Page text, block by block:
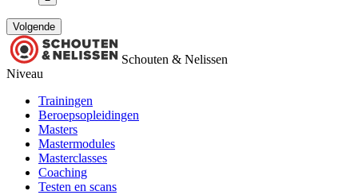
Volgende
Schouten & Nelissen
Niveau
Trainingen
Beroepsopleidingen
Masters
Mastermodules
Masterclasses
Coaching
Testen en scans